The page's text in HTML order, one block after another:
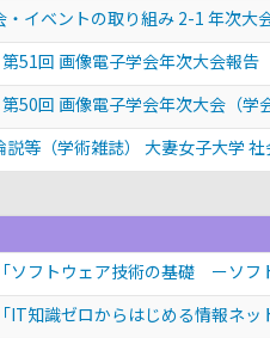
・イベントの取り組み 2-1 年次大
51回 画像電子学会年次大会報告
50回 画像電子学会年次大会（学
等（学術雑誌） 大妻女子大学
ソフトウェア技術の基礎 ーソフ
IT知識ゼロからはじめる情報ネッ